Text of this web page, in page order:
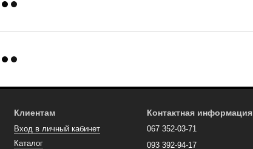
Клиентам
Вход в личный кабинет
Каталог
Контактная информация
067 352-03-71
093 392-94-17